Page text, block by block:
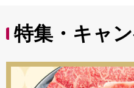
特集・キャ